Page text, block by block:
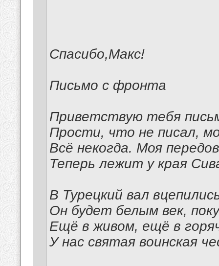
Спасибо,Макс!
Письмо с фронта
Приветствую тебя
Прости, что не писал,
Всё некогда. Моя
Теперь лежит у края
В Турецкий вал
Он будет белым век,
Ещё в живом, ещё в
У нас святая воинская